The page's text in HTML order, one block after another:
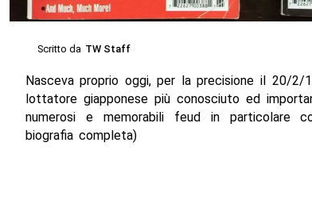
Scritto da TW Staff
Nasceva proprio oggi, per la precisione il 20/2/
lottatore giapponese più conosciuto ed
numerosi e memorabili feud in particolare
biografia completa)